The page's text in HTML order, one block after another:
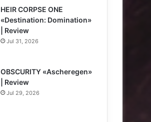
HEIR CORPSE ONE
«Destination: Domination»
| Review
Jul 31, 2026
OBSCURITY «Ascheregen»
| Review
Jul 29, 2026